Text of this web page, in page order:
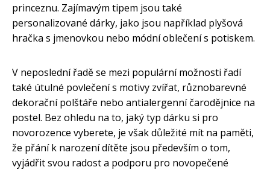
princeznu. Zajímavým tipem jsou také
personalizované dárky, jako jsou například plyšová
hračka s jmenovkou nebo módní oblečení s potiskem.
V neposlední řadě se mezi populární možnosti řadí
také útulné povlečení s motivy zvířat, různobarevné
dekorační polštáře nebo antialergenní čarodějnice na
postel. Bez ohledu na to, jaký typ dárku si pro
novorozence vyberete, je však důležité mít na paměti,
že přání k narození dítěte jsou především o tom,
vyjádřit svou radost a podporu pro novopečené